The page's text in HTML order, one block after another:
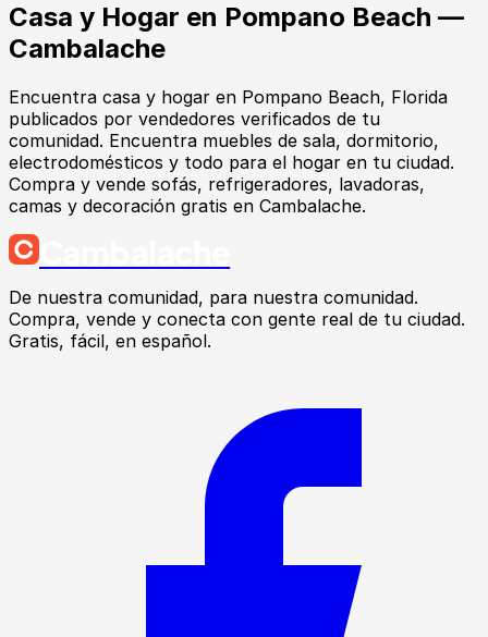
Casa y Hogar en Pompano Beach —
Cambalache
Encuentra casa y hogar en Pompano Beach, Florida
publicados por vendedores verificados de tu
comunidad. Encuentra muebles de sala, dormitorio,
electrodomésticos y todo para el hogar en tu ciudad.
Compra y vende sofás, refrigeradores, lavadoras,
camas y decoración gratis en Cambalache.
De nuestra comunidad, para nuestra comunidad.
Compra, vende y conecta con gente real de tu ciudad.
Gratis, fácil, en español.